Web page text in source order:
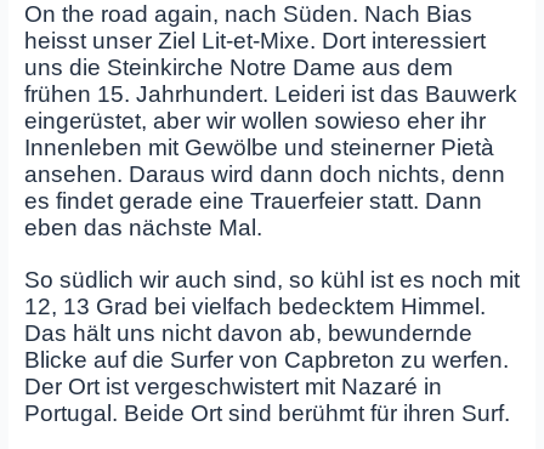
On the road again, nach Süden. Nach Bias
heisst unser Ziel Lit-et-Mixe. Dort interessiert
uns die Steinkirche Notre Dame aus dem
frühen 15. Jahrhundert. Leideri ist das Bauwerk
eingerüstet, aber wir wollen sowieso eher ihr
Innenleben mit Gewölbe und steinerner Pietà
ansehen. Daraus wird dann doch nichts, denn
es findet gerade eine Trauerfeier statt. Dann
eben das nächste Mal.
So südlich wir auch sind, so kühl ist es noch mit
12, 13 Grad bei vielfach bedecktem Himmel.
Das hält uns nicht davon ab, bewundernde
Blicke auf die Surfer von Capbreton zu werfen.
Der Ort ist vergeschwistert mit Nazaré in
Portugal. Beide Ort sind berühmt für ihren Surf.